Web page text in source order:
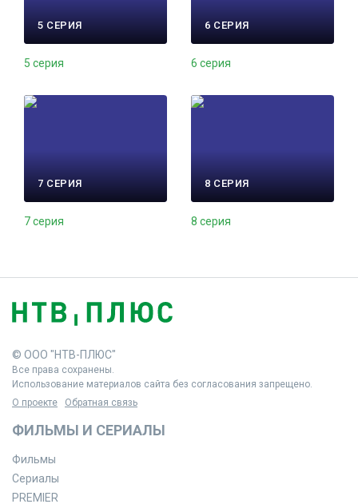
5 СЕРИЯ
5 серия
6 СЕРИЯ
6 серия
7 СЕРИЯ
7 серия
8 СЕРИЯ
8 серия
© ООО "НТВ-ПЛЮС"
Все права сохранены.
Использование материалов сайта без согласования запрещено.
О проекте
Обратная связь
ФИЛЬМЫ И СЕРИАЛЫ
Фильмы
Сериалы
PREMIER